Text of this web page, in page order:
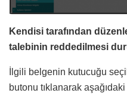
Kendisi tarafından
talebinin reddedilmesi
İlgili belgenin kutucuğu
butonu tıklanarak aşağıdaki